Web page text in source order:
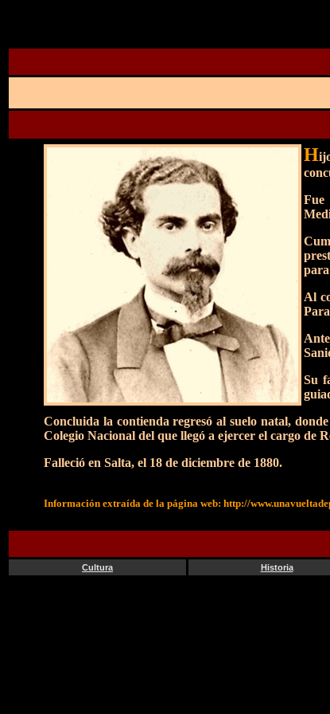
H
Fue
Al
Su
Concluida la contienda regresó al suelo natal,
Colegio Nacional del que llegó a ejercer el cargo de
Falleció en Salta, el 18 de diciembre de 1880.
Información extraída de la página web: http://
Cultura Historia